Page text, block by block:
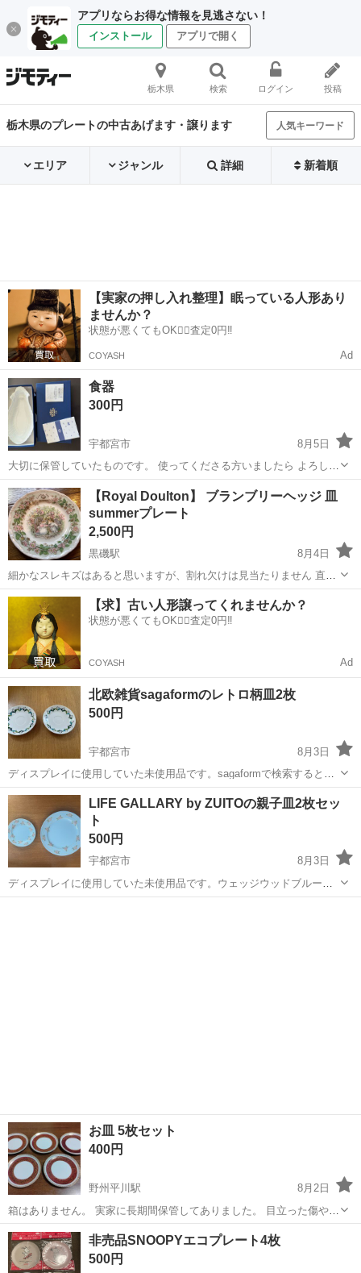
アプリならお得な情報を見逃さない！
インストール アプリで開く
栃木県 検索 ログイン 投稿
栃木県のプレートの中古あげます・譲ります 人気キーワード
エリア ジャンル 詳細 新着順
【実家の押し入れ整理】眠っている人形あり
ませんか？
状態が悪くてもOK🙆‍♀️査定0円‼️
COYASH Ad
食器
300円
宇都宮市
8月5日
大切に保管していたものです。 使ってくださる方いましたら よろしく
お願いいたします。
栃木 宇都宮市
【Royal Doulton】 ブランブリーヘッジ 皿
summerプレート
2,500円
黒磯駅
8月4日
細かなスレキズはあると思いますが、割れ欠けは見当たりません 直径
16センチ程度です。 素材...陶磁器/焼物 形...丸皿 お取引場所 那須サ
ファリパーク前でお願いいたします。 ジモティ決済はお使いいただけ
栃木 那須郡 黒磯駅 食器 ブランブリーヘッジ
【求】古い人形譲ってくれませんか？
状態が悪くてもOK🙆‍♀️査定0円‼️
COYASH Ad
北欧雑貨sagaformのレトロ柄皿2枚
500円
宇都宮市
8月3日
ディスプレイに使用していた未使用品です。sagaformで検索すると出
てきますが、1枚1500円前後する商品です。長い間しまい込んでいたの
で確約にてお譲りします。大きさは直径17.7cmです。陶器なので手渡
し希望で、現品確認...
栃木 宇都宮市
LIFE GALLARY by ZUITOの親子皿2枚セッ
ト
500円
宇都宮市
8月3日
ディスプレイに使用していた未使用品です。ウェッジウッドブルーの
ようなきれいな水色にバラの柄が入っています。サイズは大皿直径
お皿 5枚セット
400円
野州平川駅
8月2日
箱はありません。 実家に長期間保管してありました。 目立った傷や汚
れはありませんが、少し欠けてるお皿が1枚だけあります。（写真5枚
目）
栃木 栃木市 野州平川駅 セット
非売品SNOOPYエコプレート4枚
500円